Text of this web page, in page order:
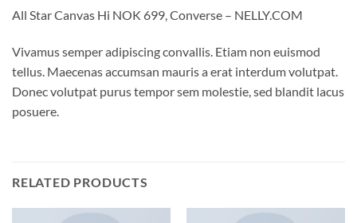
All Star Canvas Hi NOK 699, Converse – NELLY.COM
Vivamus semper adipiscing convallis. Etiam non euismod
tellus. Maecenas accumsan mauris a erat interdum volutpat.
Donec volutpat purus tempor sem molestie, sed blandit lacus
posuere.
RELATED PRODUCTS